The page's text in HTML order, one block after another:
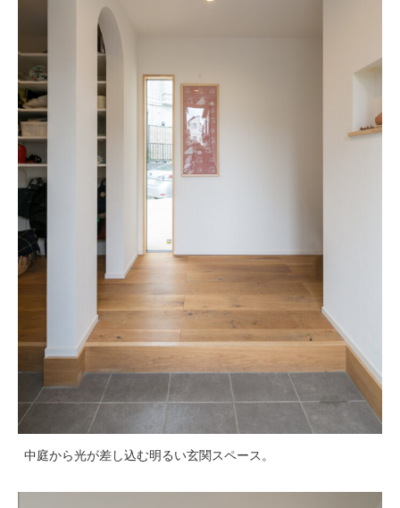
中庭から光が差し込む明るい玄関スペース。